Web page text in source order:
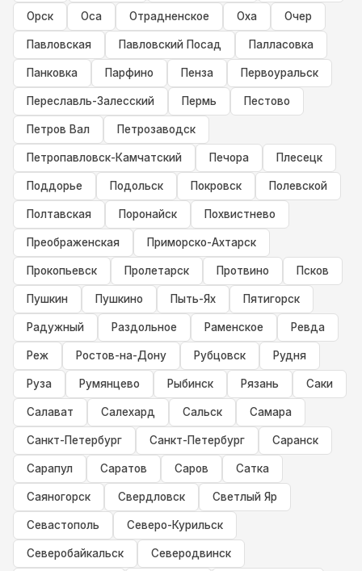
Орск Оса Отрадненское Оха Очер
Павловская Павловский Посад Палласовка
Панковка Парфино Пенза Первоуральск
Переславль-Залесский Пермь Пестово
Петров Вал Петрозаводск
Петропавловск-Камчатский Печора Плесецк
Поддорье Подольск Покровск Полевской
Полтавская Поронайск Похвистнево
Преображенская Приморско-Ахтарск
Прокопьевск Пролетарск Протвино Псков
Пушкин Пушкино Пыть-Ях Пятигорск
Радужный Раздольное Раменское Ревда
Реж Ростов-на-Дону Рубцовск Рудня
Руза Румянцево Рыбинск Рязань Саки
Салават Салехард Сальск Самара
Санкт-Петербург Санкт-Петербург Саранск
Сарапул Саратов Саров Сатка
Саяногорск Свердловск Светлый Яр
Севастополь Северо-Курильск
Северобайкальск Северодвинск